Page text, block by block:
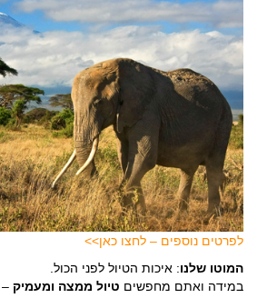
לפרטים נוספים – לחצו כאן>>
המוטו שלנו: איכות הטיול לפני הכול.
במידה ואתם מחפשיםטיול ממצה ומעמיק–